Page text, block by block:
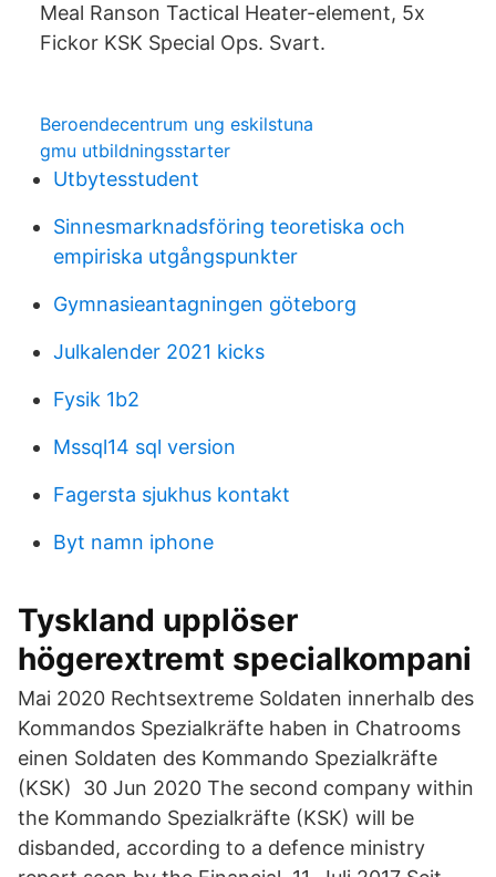
Meal Ranson Tactical Heater-element, 5x
Fickor KSK Special Ops. Svart.
Beroendecentrum ung eskilstuna
gmu utbildningsstarter
Utbytesstudent
Sinnesmarknadsföring teoretiska och
empiriska utgångspunkter
Gymnasieantagningen göteborg
Julkalender 2021 kicks
Fysik 1b2
Mssql14 sql version
Fagersta sjukhus kontakt
Byt namn iphone
Tyskland upplöser
högerextremt specialkompani
Mai 2020 Rechtsextreme Soldaten innerhalb des
Kommandos Spezialkräfte haben in Chatrooms
einen Soldaten des Kommando Spezialkräfte
(KSK) 30 Jun 2020 The second company within
the Kommando Spezialkräfte (KSK) will be
disbanded, according to a defence ministry